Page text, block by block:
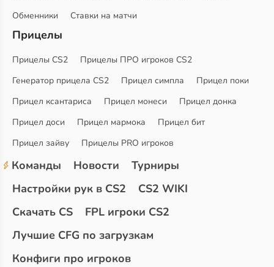
Обменники
Ставки на матчи
Прицелы
Прицелы CS2
Прицелы ПРО игроков CS2
Генератор прицела CS2
Прицел симпла
Прицел поки
Прицел ксантариса
Прицел монеси
Прицел донка
Прицел доси
Прицел мармока
Прицел бит
Прицел зайву
Прицелы PRO игроков
Команды Новости
Турниры
Настройки рук в CS2
CS2 WIKI
Скачать CS
FPL игроки CS2
Лучшие CFG по загрузкам
Конфиги про игроков